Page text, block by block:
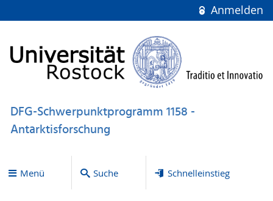
Anmelden
DFG-Schwerpunktprogramm 1158 -
Antarktisforschung
Menü Suche Schnelleinstieg